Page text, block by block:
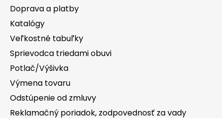
Doprava a platby
Katalógy
Veľkostné tabuľky
Sprievodca triedami obuvi
Potlač/Výšivka
Výmena tovaru
Odstúpenie od zmluvy
Reklamačný poriadok, zodpovednosť za vady